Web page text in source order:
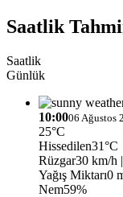
Saatlik
Saatlik
Günlük
10:0006 Ağustos
25°C
Hissedilen31°C
Rüzgar30 km/h
Yağış Miktarı0
Nem59%